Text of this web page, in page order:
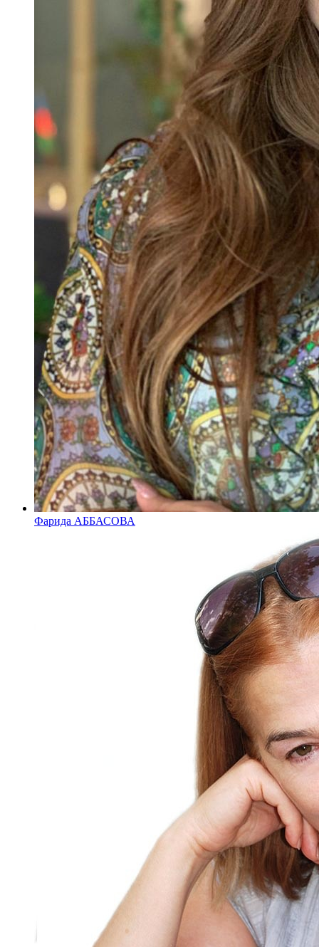
Фарида АББАСОВА